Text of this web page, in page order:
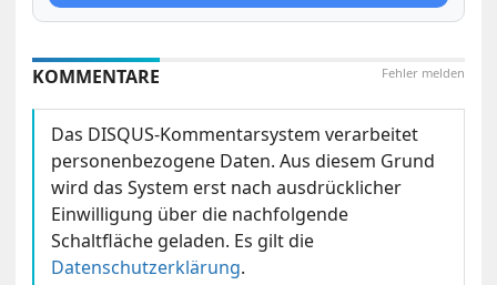
Fehler melden
KOMMENTARE
Das DISQUS-Kommentarsystem verarbeitet
personenbezogene Daten. Aus diesem Grund
wird das System erst nach ausdrücklicher
Einwilligung über die nachfolgende
Schaltfläche geladen. Es gilt die
Datenschutzerklärung.